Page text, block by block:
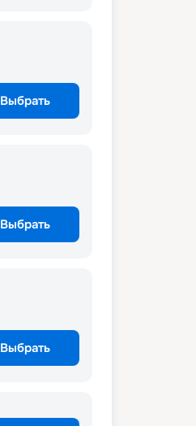
Выбрать
Выбрать
Выбрать